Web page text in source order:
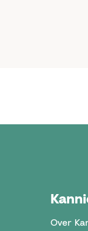
Over